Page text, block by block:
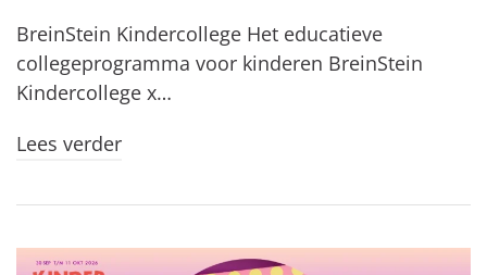
BreinStein Kindercollege Het educatieve
collegeprogramma voor kinderen BreinStein
Kindercollege x…
Lees verder